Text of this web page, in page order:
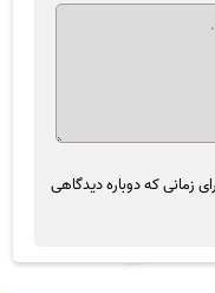
زمانی که دوباره دیدگاهی